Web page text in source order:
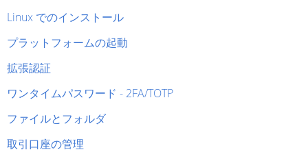
Linux でのインストール
プラットフォームの起動
拡張認証
ワンタイムパスワード - 2FA/TOTP
ファイルとフォルダ
取引口座の管理